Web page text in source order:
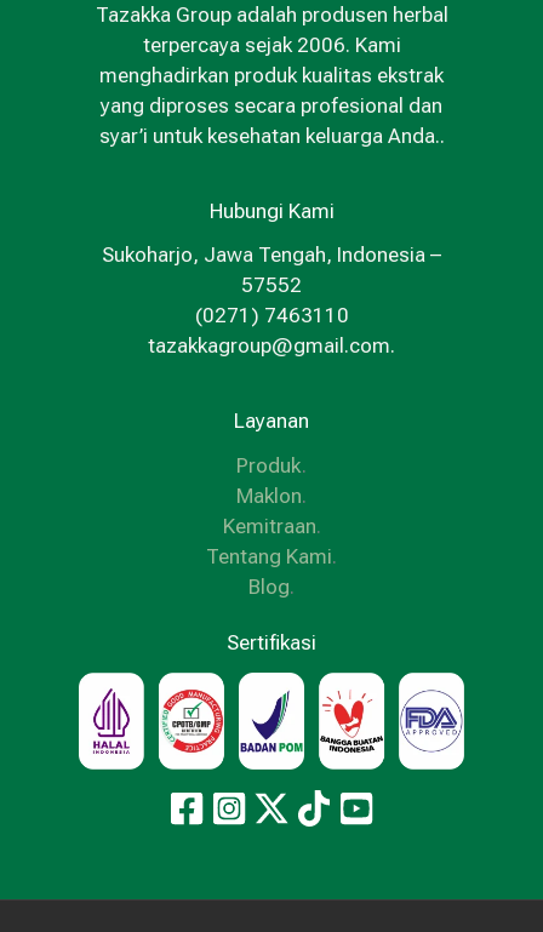
Tazakka Group adalah produsen herbal
terpercaya sejak 2006. Kami
menghadirkan produk kualitas ekstrak
yang diproses secara profesional dan
syar’i untuk kesehatan keluarga Anda..
Hubungi Kami
Sukoharjo, Jawa Tengah, Indonesia –
57552
(0271) 7463110
tazakkagroup@gmail.com.
Layanan
Produk.
Maklon.
Kemitraan.
Tentang Kami.
Blog.
Sertifikasi